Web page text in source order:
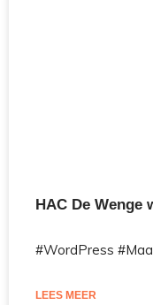
HAC De Wenge
#WordPress
LEES MEER